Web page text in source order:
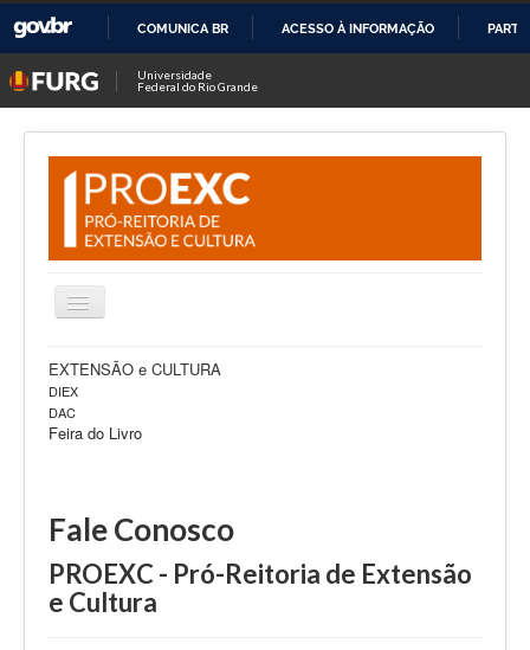
O
CONTEÚDO
COMUNICA BR ACESSO À INFORMAÇÃO
Universidade
Federal do Rio Grande
Alternar
Notícias
Sobre Nós
Editais
Fale Conosco
EXTENSÃO e CULTURA
DIEX
DAC
Feira do Livro
Fale Conosco
PROEXC - Pró-Reitoria de Extensão
e Cultura